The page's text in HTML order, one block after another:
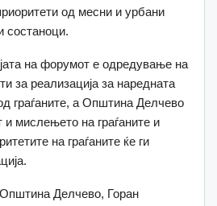
од месни и урбани
состаноци.
на форумот е одредување на
за реализација за наредната
граѓаните, а Општина Делчево
и мислењето на граѓаните и
на граѓаните ќе ги
Делчево, Горан